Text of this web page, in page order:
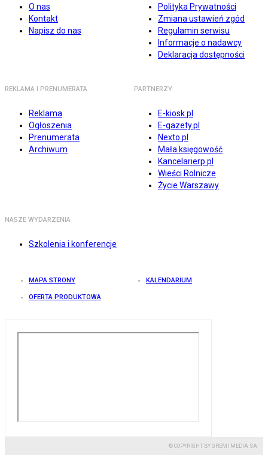
O nas
Kontakt
Napisz do nas
Polityka Prywatności
Zmiana ustawień zgód
Regulamin serwisu
Informacje o nadawcy
Deklaracja dostępności
REKLAMA I PRENUMERATA
Reklama
Ogłoszenia
Prenumerata
Archiwum
PARTNERZY
E-kiosk.pl
E-gazety.pl
Nexto.pl
Mała księgowość
Kancelarierp.pl
Wieści Rolnicze
Życie Warszawy
NASZE WYDARZENIA
Szkolenia i konferencje
MAPA STRONY KALENDARIUM
OFERTA PRODUKTOWA
© COPYRIGHT BY GREMI MEDIA SA